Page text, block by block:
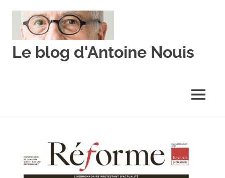
content
Le blog d'Antoine Nouis
MENU